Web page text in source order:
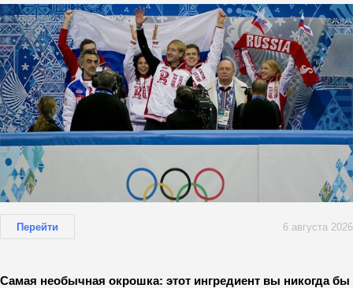
Перейти 6 августа 2026
Самая необычная окрошка: этот ингредиент вы никогда бы